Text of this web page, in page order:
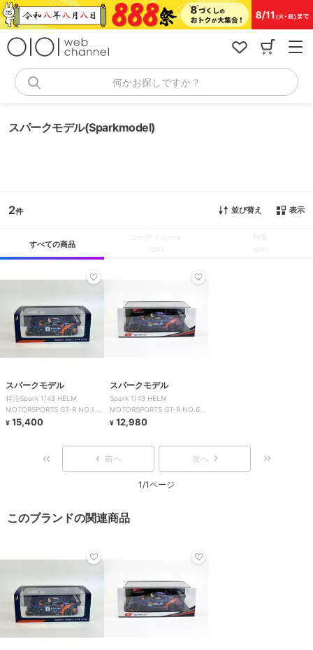
コ
ン
何かお探しですか？
スパークモデル(Sparkmodel)
2 並び替え 表示
すべての商品
(0件) (0件)
スパークモデル
特注Spark 1/43 HELM
MOTORSPORTS GT-R NO.1 ス
ーパー耐久
¥ 15,400
スパークモデル
Spark 1/43 HELM
MOTORSPORTS GT-R NO.62
GT300 2024
¥ 12,980
前へ 次へ
1/1ページ
このブランドの関連商品